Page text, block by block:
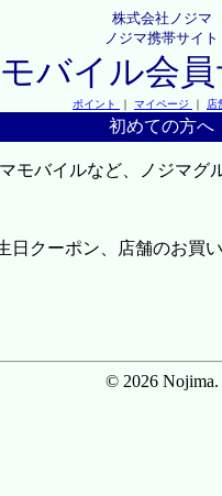
株式会社ノジマ
ノジマ携帯サイト
モバイル会員
ポイント ｜ マイページ ｜ 店
初めての方へ
バイルなど、ノジマグ
クーポン、店舗のお買
© 2026 Nojima.